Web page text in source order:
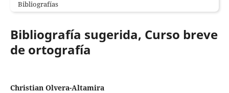
Bibliografías
Bibliografía sugerida, Curso breve
de ortografía
Christian Olvera-Altamira